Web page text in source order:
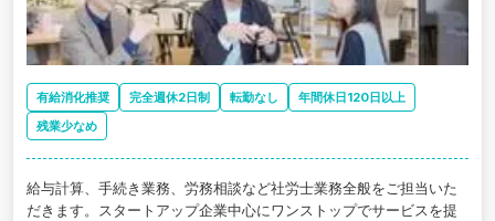
有給消化推奨 完全週休2日制 転勤なし
年間休日120日以上
残業少なめ
給与計算、手続き業務、労務相談など社労士業務全般をご担当いた
だきます。スタートアップ企業中心にワンストップでサービスを提